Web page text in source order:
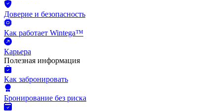
Доверие и безопасность
Как работает Wintega™
Карьера
Полезная информация
Как забронировать
Бронирование без риска